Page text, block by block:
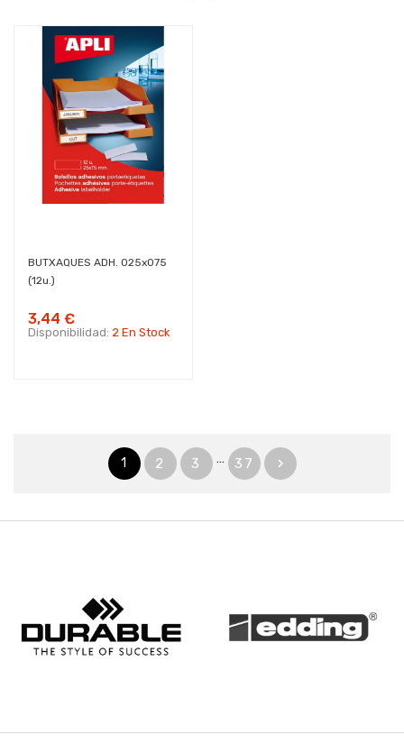
BUTXAQUES ADH. 025x075
(12u.)
3,44 €
Disponibilidad: 2 En Stock
1 2 3 … 37 